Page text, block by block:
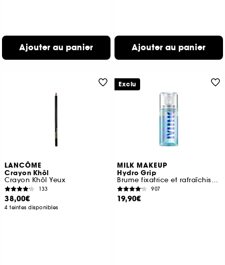
Ajouter au panier Ajouter au panier
LANCÔME
Crayon Khôl
Crayon Khôl Yeux
133
38,00€
4 teintes disponibles
MILK MAKEUP
Hydro Grip
Brume fixatrice et rafraîchissante Format Voyage
907
19,90€
Exclu